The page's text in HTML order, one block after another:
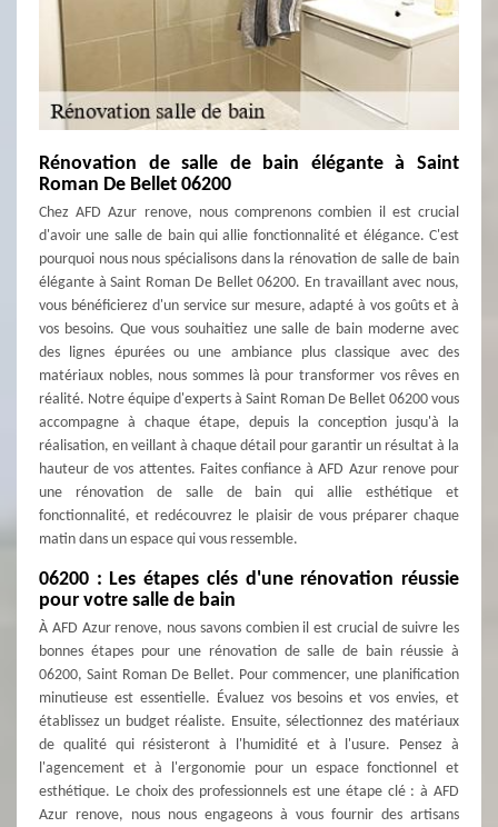
Rénovation de salle de bain élégante à Saint
Roman De Bellet 06200
Chez AFD Azur renove, nous comprenons combien il est crucial
d'avoir une salle de bain qui allie fonctionnalité et élégance. C'est
pourquoi nous nous spécialisons dans la rénovation de salle de bain
élégante à Saint Roman De Bellet 06200. En travaillant avec nous,
vous bénéficierez d'un service sur mesure, adapté à vos goûts et à
vos besoins. Que vous souhaitiez une salle de bain moderne avec
des lignes épurées ou une ambiance plus classique avec des
matériaux nobles, nous sommes là pour transformer vos rêves en
réalité. Notre équipe d'experts à Saint Roman De Bellet 06200 vous
accompagne à chaque étape, depuis la conception jusqu'à la
réalisation, en veillant à chaque détail pour garantir un résultat à la
hauteur de vos attentes. Faites confiance à AFD Azur renove pour
une rénovation de salle de bain qui allie esthétique et
fonctionnalité, et redécouvrez le plaisir de vous préparer chaque
matin dans un espace qui vous ressemble.
06200 : Les étapes clés d'une rénovation réussie
pour votre salle de bain
À AFD Azur renove, nous savons combien il est crucial de suivre les
bonnes étapes pour une rénovation de salle de bain réussie à
06200, Saint Roman De Bellet. Pour commencer, une planification
minutieuse est essentielle. Évaluez vos besoins et vos envies, et
établissez un budget réaliste. Ensuite, sélectionnez des matériaux
de qualité qui résisteront à l'humidité et à l'usure. Pensez à
l'agencement et à l'ergonomie pour un espace fonctionnel et
esthétique. Le choix des professionnels est une étape clé : à AFD
Azur renove, nous nous engageons à vous fournir des artisans